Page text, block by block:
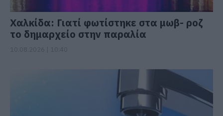
Χαλκίδα: Γιατί φωτίστηκε στα μωβ- ροζ
το δημαρχείο στην παραλία